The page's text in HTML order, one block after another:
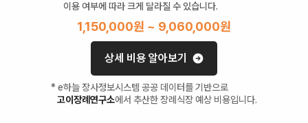
이용 여부에 따라 크게 달라질 수 있습니다.
1,150,000원 ~ 9,060,000원
상세 비용 알아보기
* e하늘 장사정보시스템 공공 데이터를 기반으로
고이장례연구소에서 추산한 장례식장 예상 비용입니다.